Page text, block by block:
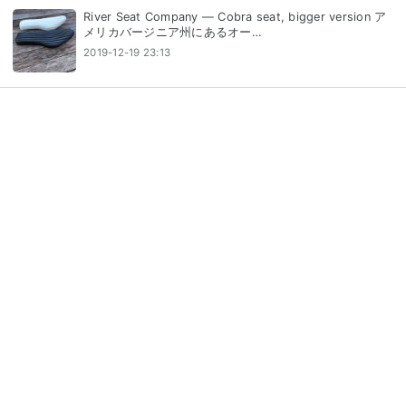
River Seat Company — Cobra seat, bigger version ア
メリカバージニア州にあるオー…
2019-12-19 23:13